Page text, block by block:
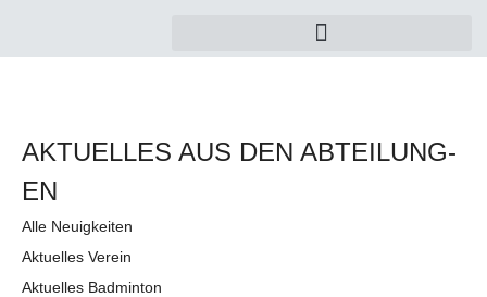
AKTUELLES AUS DEN AB­TEI­LUNG­
EN
Alle Neuigkeiten
Aktuelles Verein
Aktuelles Badminton